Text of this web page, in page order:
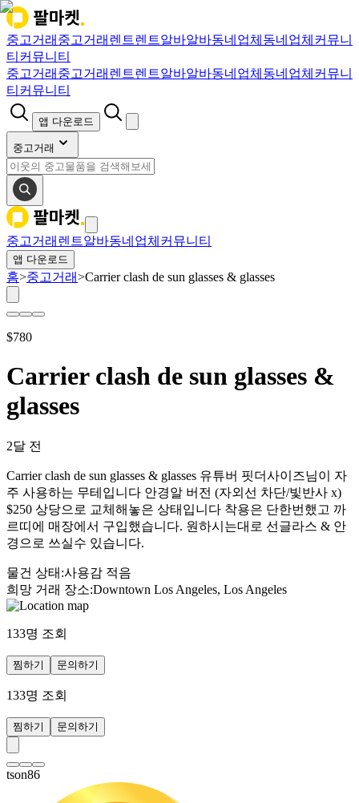
중고거래 중고거래 렌트렌트알바알바동네업체 동네업체 커뮤니
티 커뮤니티
중고거래 중고거래 렌트렌트알바알바동네업체 동네업체 커뮤니
티 커뮤니티
앱 다운로드
중고거래
중고거래 렌트알바동네업체 커뮤니티
앱 다운로드
홈>중고거래>Carrier clash de sun glasses & glasses
$780
Carrier clash de sun glasses &
glasses
2달 전
Carrier clash de sun glasses & glasses 유튜버 핏더사이즈님이 자
주 사용하는 무테입니다 안경알 버전 (자외선 차단/빛반사 x)
$250 상당으로 교체해놓은 상태입니다 착용은 단한번했고 까
르띠에 매장에서 구입했습니다. 원하시는대로 선글라스 & 안
경으로 쓰실수 있습니다.
물건 상태 :사용감 적음
희망 거래 장소:Downtown Los Angeles, Los Angeles
133명 조회
찜하기 문의하기
133명 조회
찜하기 문의하기
tson86